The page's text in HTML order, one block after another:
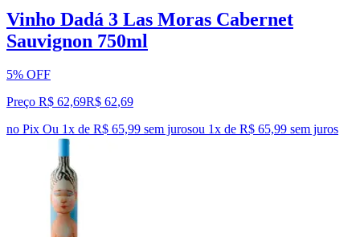
Vinho Dadá 3 Las Moras Cabernet
Sauvignon 750ml
5% OFF
Preço R$ 62,69R$ 62,69
no Pix Ou 1x de R$ 65,99 sem jurosou 1x de R$ 65,99 sem juros